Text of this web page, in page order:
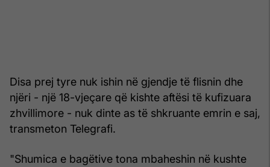
Disa prej tyre nuk ishin në gjendje të flisnin dhe
njëri - një 18-vjeçare që kishte aftësi të kufizuara
zhvillimore - nuk dinte as të shkruante emrin e saj,
transmeton Telegrafi.
"Shumica e bagëtive tona mbaheshin në kushte